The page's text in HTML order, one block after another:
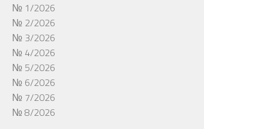
№ 1/2026
№ 2/2026
№ 3/2026
№ 4/2026
№ 5/2026
№ 6/2026
№ 7/2026
№ 8/2026